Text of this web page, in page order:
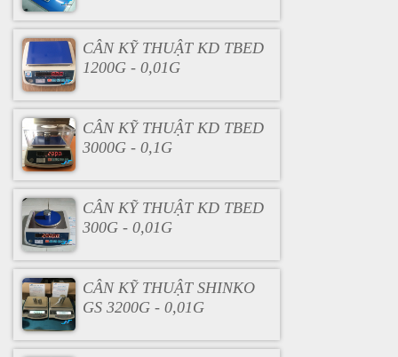
CÂN KỸ THUẬT KD TBED
1200G - 0,01G
CÂN KỸ THUẬT KD TBED
3000G - 0,1G
CÂN KỸ THUẬT KD TBED
300G - 0,01G
CÂN KỸ THUẬT SHINKO
GS 3200G - 0,01G